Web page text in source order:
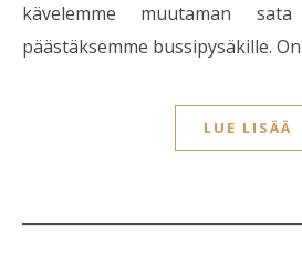
kävelemme muutaman
päästäksemme bussipysäkille.
LUE LISÄÄ